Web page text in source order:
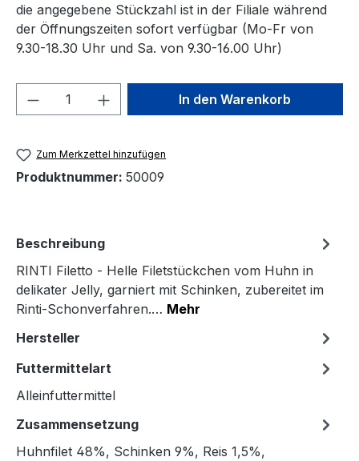
die angegebene Stückzahl ist in der Filiale während
der Öffnungszeiten sofort verfügbar (Mo-Fr von
9.30-18.30 Uhr und Sa. von 9.30-16.00 Uhr)
Produkt Anzahl: Gib denIn den Warenkorb
Zum Merkzettel hinzufügen
Produktnummer: 50009
Beschreibung
RINTI Filetto - Helle Filetstückchen vom Huhn in
delikater Jelly, garniert mit Schinken, zubereitet im
Rinti-Schonverfahren.… Mehr
Hersteller
Futtermittelart
Alleinfuttermittel
Zusammensetzung
Huhnfilet 48%, Schinken 9%, Reis 1,5%,